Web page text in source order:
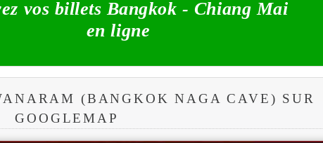
vos billets Bangkok - Chiang Mai
en ligne
(BANGKOK NAGA CAVE) SUR
GOOGLEMAP